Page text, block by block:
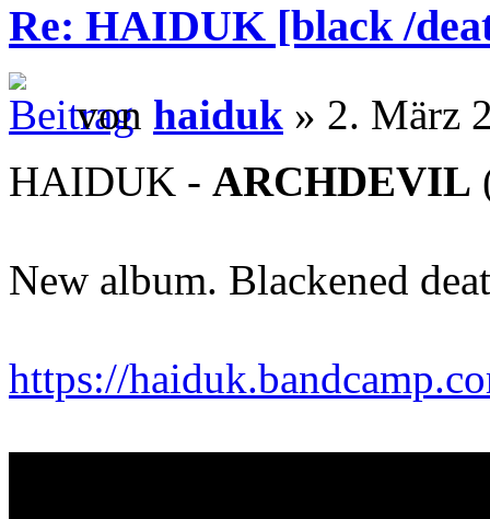
Re: HAIDUK [black /
von haiduk » 2. März
HAIDUK - ARCHDEVIL
New album. Blackened
https://